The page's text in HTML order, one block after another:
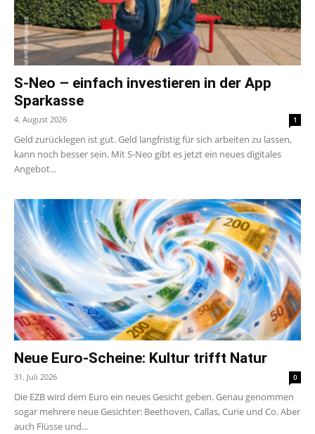
S-Neo – einfach investieren in der App
Sparkasse
4. August 2026 1
Geld zurücklegen ist gut. Geld langfristig für sich arbeiten zu lassen,
kann noch besser sein. Mit S-Neo gibt es jetzt ein neues digitales
Angebot...
Neue Euro-Scheine: Kultur trifft Natur
31. Juli 2026 0
Die EZB wird dem Euro ein neues Gesicht geben. Genau genommen
sogar mehrere neue Gesichter: Beethoven, Callas, Curie und Co. Aber
auch Flüsse und...